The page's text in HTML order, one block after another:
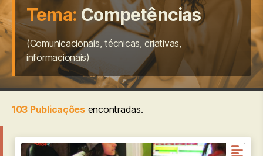
Tema: Competências
(Comunicacionais, técnicas, criativas,
informacionais)
103 Publicaçõesencontradas.